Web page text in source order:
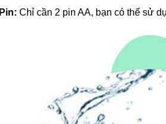
Pin: Chỉ cần 2 pin AA, bạn có thể sử